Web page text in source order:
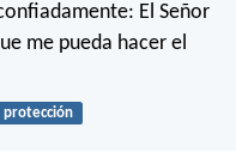
El Señor
me pueda hacer el
protección